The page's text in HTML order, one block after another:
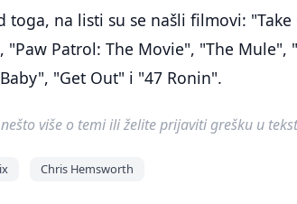
toga, na listi su se našli filmovi:
"Paw Patrol: The Movie", "The Mule",
"Get Out" i "47 Ronin".
više o temi ili želite prijaviti grešku u
Chris Hemsworth